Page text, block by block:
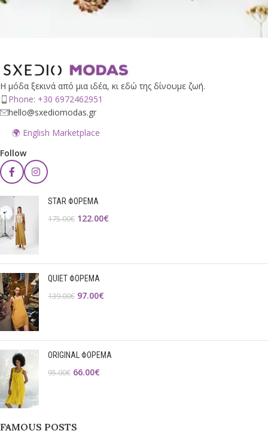
Η μόδα ξεκινά από μια ιδέα, κι εδώ της δίνουμε ζωή.
Phone: +30 6972462951
hello@sxediomodas.gr
🌍 English Marketplace
Follow
STAR ΦΟΡΕΜΑ
175.00€ 122.00€
QUIET ΦΟΡΕΜΑ
139.00€ 97.00€
ORIGINAL ΦΟΡΕΜΑ
95.00€ 66.00€
FAMOUS POSTS